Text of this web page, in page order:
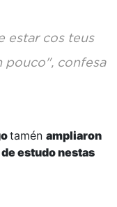
estar cos teus
pouco", confesa
tamén ampliaron
estudo nestas